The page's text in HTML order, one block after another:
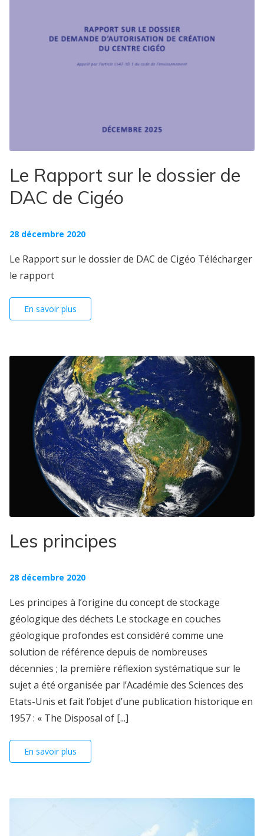
Le Rapport sur le dossier de
DAC de Cigéo
28 décembre 2020
Le Rapport sur le dossier de DAC de Cigéo Télécharger
le rapport
En savoir plus
Les principes
28 décembre 2020
Les principes à l’origine du concept de stockage
géologique des déchets Le stockage en couches
géologique profondes est considéré comme une
solution de référence depuis de nombreuses
décennies ; la première réflexion systématique sur le
sujet a été organisée par l’Académie des Sciences des
Etats-Unis et fait l’objet d’une publication historique en
1957 : « The Disposal of [...]
En savoir plus